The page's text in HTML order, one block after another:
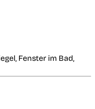
Fenster im Bad,